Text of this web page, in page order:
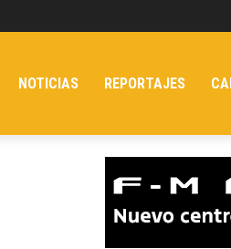
NOTICIAS REPORTAJES